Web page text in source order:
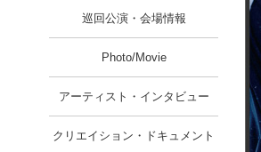
巡回公演・会場情報
Photo/Movie
アーティスト・インタビュー
クリエイション・ドキュメント